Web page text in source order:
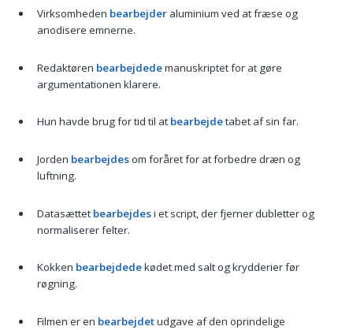
Virksomheden bearbejderaluminium ved at fræse og
anodisere emnerne.
Redaktøren bearbejdedemanuskriptet for at gøre
argumentationen klarere.
Hun havde brug for tid til at bearbejdetabet af sin far.
Jorden bearbejdesom foråret for at forbedre dræn og
luftning.
Datasættet bearbejdesi et script, der fjerner dubletter og
normaliserer felter.
Kokken bearbejdedekødet med salt og krydderier før
røgning.
Filmen er en bearbejdetudgave af den oprindelige